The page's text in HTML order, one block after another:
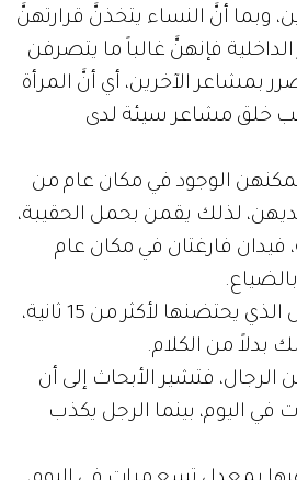
وبما أنَّ النساء يتخذنَّ قرارتهنَّ
فإنهنَّ غالباً ما يتصرفن
بمشاعر الآخرين، أي أنَّ المرأة
خلق مشاعر سيئة لدى
يمكنهن الوجود في مكان عام من
لذلك يقمن بحمل الحقيبة،
فيدان فارغتان في مكان عام
- المرأة تثق كلياً بالرجل الذي يحتضنها لأكثر من 15 ثانية،
بدلاً من الكلام.
فتشير الأبحاث إلى أن
في اليوم، بينما الرجل يكذب